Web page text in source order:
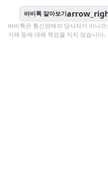
바비톡 알아보기
바비톡은 통신판매의 당사자가 아니
거래 등에 대해 책임을 지지 않습니다.